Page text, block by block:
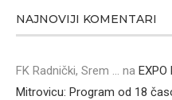
NAJNOVIJI KOMENTARI
FK Radnički, Srem ... na
Mitrovicu: Program od 18